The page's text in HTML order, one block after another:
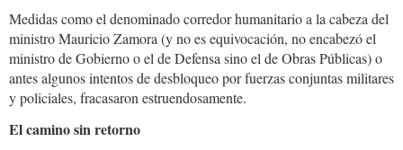
Medidas como el denominado corredor humanitario a la cabeza del
ministro Mauricio Zamora (y no es equivocación, no encabezó el
ministro de Gobierno o el de Defensa sino el de Obras Públicas) o
antes algunos intentos de desbloqueo por fuerzas conjuntas militares
y policiales, fracasaron estruendosamente.
El camino sin retorno